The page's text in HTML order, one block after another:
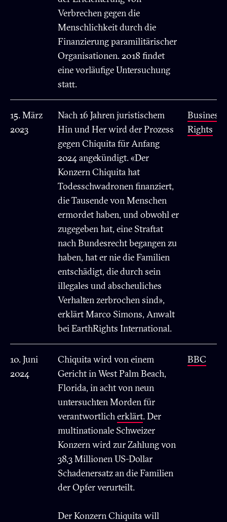
Verbrechen gegen die
Menschlichkeit durch die
Finanzierung paramilitärischer
Organisationen. 2018 findet
eine vorläufige Untersuchung
statt.
15. März
2023
Nach 16 Jahren juristischem
Hin und Her wird der Prozess
gegen Chiquita für Anfang
2024 angekündigt. «Der
Konzern Chiquita hat
Todesschwadronen finanziert,
die Tausende von Menschen
ermordet haben, und obwohl er
zugegeben hat, eine Straftat
nach Bundesrecht begangen zu
haben, hat er nie die Familien
entschädigt, die durch sein
illegales und abscheuliches
Verhalten zerbrochen sind»,
erklärt Marco Simons, Anwalt
bei EarthRights International.
Business
Rights
10. Juni
2024
Chiquita wird von einem
Gericht in West Palm Beach,
Florida, in acht von neun
untersuchten Morden für
verantwortlicherklärt. Der
multinationale Schweizer
Konzern wird zur Zahlung von
38,3 Millionen US-Dollar
Schadenersatz an die Familien
der Opfer verurteilt.
Der Konzern Chiquita will
BBC